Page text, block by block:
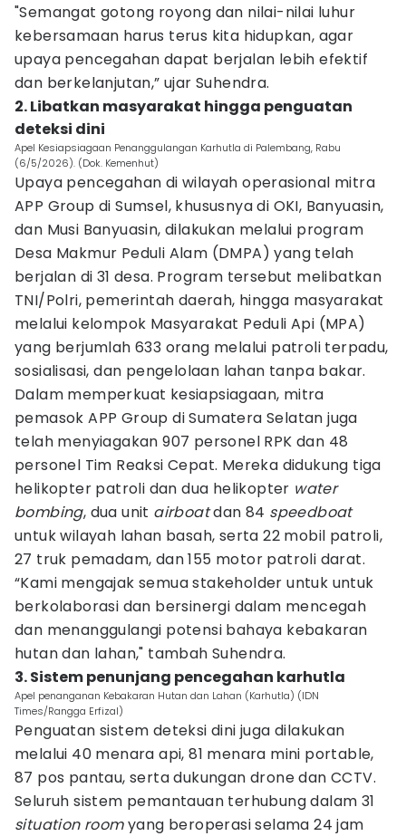
"Semangat gotong royong dan nilai-nilai luhur
kebersamaan harus terus kita hidupkan, agar
upaya pencegahan dapat berjalan lebih efektif
dan berkelanjutan,” ujar Suhendra.
2. Libatkan masyarakat hingga penguatan
deteksi dini
Apel Kesiapsiagaan Penanggulangan Karhutla di Palembang, Rabu
(6/5/2026). (Dok. Kemenhut)
Upaya pencegahan di wilayah operasional mitra
APP Group di Sumsel, khususnya di OKI, Banyuasin,
dan Musi Banyuasin, dilakukan melalui program
Desa Makmur Peduli Alam (DMPA) yang telah
berjalan di 31 desa. Program tersebut melibatkan
TNI/Polri, pemerintah daerah, hingga masyarakat
melalui kelompok Masyarakat Peduli Api (MPA)
yang berjumlah 633 orang melalui patroli terpadu,
sosialisasi, dan pengelolaan lahan tanpa bakar.
Dalam memperkuat kesiapsiagaan, mitra
pemasok APP Group di Sumatera Selatan juga
telah menyiagakan 907 personel RPK dan 48
personel Tim Reaksi Cepat. Mereka didukung tiga
helikopter patroli dan dua helikopter water
bombing, dua unit airboatdan 84 speedboat
untuk wilayah lahan basah, serta 22 mobil patroli,
27 truk pemadam, dan 155 motor patroli darat.
“Kami mengajak semua stakeholder untuk untuk
berkolaborasi dan bersinergi dalam mencegah
dan menanggulangi potensi bahaya kebakaran
hutan dan lahan," tambah Suhendra.
3. Sistem penunjang pencegahan karhutla
Apel penanganan Kebakaran Hutan dan Lahan (Karhutla) (IDN
Times/Rangga Erfizal)
Penguatan sistem deteksi dini juga dilakukan
melalui 40 menara api, 81 menara mini portable,
87 pos pantau, serta dukungan drone dan CCTV.
Seluruh sistem pemantauan terhubung dalam 31
situation roomyang beroperasi selama 24 jam